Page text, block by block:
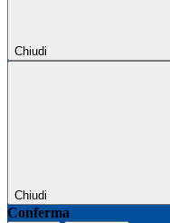
Chiudi
Chiudi
Conferma